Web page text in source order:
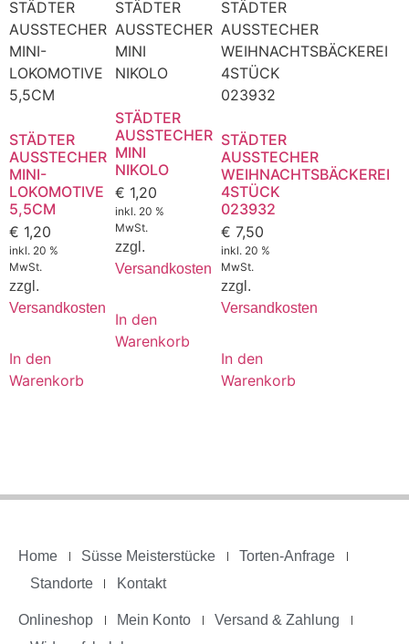
STÄDTER
AUSSTECHER
MINI-
LOKOMOTIVE
5,5CM
€ 1,20
inkl. 20 %
MwSt.
zzgl.
Versandkosten
In den
Warenkorb
STÄDTER
AUSSTECHER
MINI
NIKOLO
€ 1,20
inkl. 20 %
MwSt.
zzgl.
Versandkosten
In den
Warenkorb
STÄDTER
AUSSTECHER
WEIHNACHTSBÄCKEREI
4STÜCK
023932
€ 7,50
inkl. 20 %
MwSt.
zzgl.
Versandkosten
In den
Warenkorb
Home Süsse Meisterstücke
Torten-Anfrage
Standorte
Kontakt
Onlineshop Mein Konto
Versand & Zahlung